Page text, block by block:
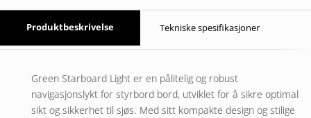
Produktbeskrivelse Tekniske spesifikasjoner
Green Starboard Light er en pålitelig og robust
navigasjonslykt for styrbord bord, utviklet for å sikre optimal
sikt og sikkerhet til sjøs. Med sitt kompakte design og stilige